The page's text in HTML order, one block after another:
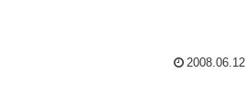
2008.06.12